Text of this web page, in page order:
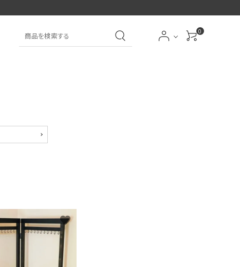
特大筆・珍品筆
限定品
前衛
アイシャドーブラシ
0
favorite